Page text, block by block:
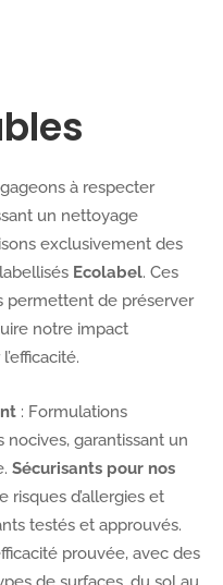
à respecter
un nettoyage
exclusivement des
labellisés Ecolabel. Ces
permettent de préserver
notre impact
: Formulations
nocives, garantissant un
Sécurisants pour nos
risques d’allergies et
testés et approuvés.
prouvée, avec des